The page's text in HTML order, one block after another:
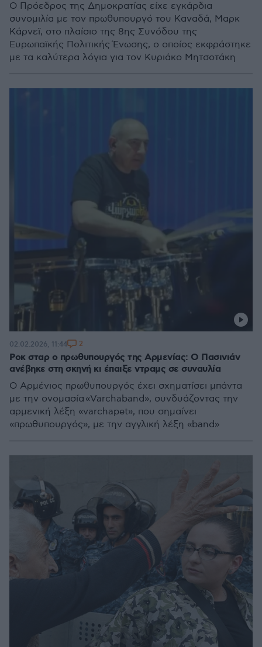
Ο Πρόεδρος της Δημοκρατίας είχε εγκάρδια
συνομιλία με τον πρωθυπουργό του Καναδά, Μαρκ
Κάρνεϊ, στο πλαίσιο της 8ης Συνόδου της
Ευρωπαϊκής Πολιτικής Ένωσης, ο οποίος εκφράστηκε
με τα καλύτερα λόγια για τον Κυριάκο Μητσοτάκη
Ροκ σταρ ο πρωθυπουργός της Αρμενίας: Ο Πασινιάν
ανέβηκε στη σκηνή κι έπαιξε ντραμς σε συναυλία
Ο Αρμένιος πρωθυπουργός έχει σχηματίσει μπάντα
με την ονομασία «Varchaband», συνδυάζοντας την
αρμενική λέξη «varchapet», που σημαίνει
«πρωθυπουργός», με την αγγλική λέξη «band»
02.02.2026, 11:44 2